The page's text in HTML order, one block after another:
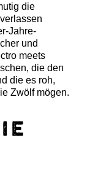
die
Jahre-
und
meets
die den
die es roh,
Zwölf mögen.